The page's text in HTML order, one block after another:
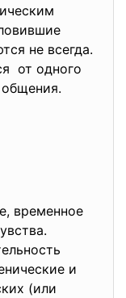
не всегда.
от одного
временное
и
(или